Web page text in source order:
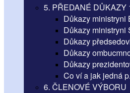
5. PŘEDANÉ DŮKAZY
Důkazy ministryni
Důkazy ministryni
Důkazy
Důkazy
Důkazy
Co ví a jak jedná
6. ČLENOVÉ VÝBORU